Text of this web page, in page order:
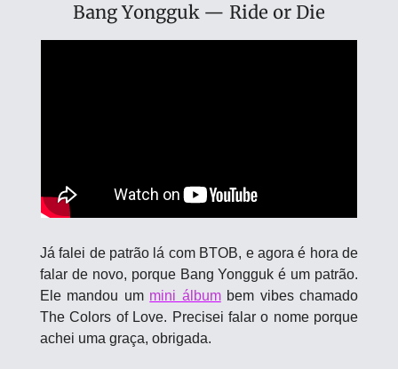
Bang Yongguk — Ride or Die
Já falei de patrão lá com BTOB, e agora é hora de
falar de novo, porque Bang Yongguk é um patrão.
Ele mandou um mini álbum bem vibes chamado
The Colors of Love. Precisei falar o nome porque
achei uma graça, obrigada.